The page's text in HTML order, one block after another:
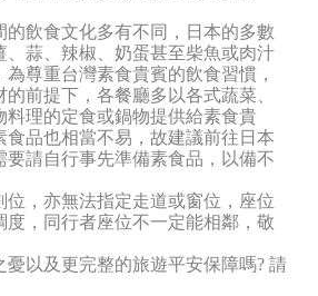
的飲食文化多有不同，日本的多數
、蒜、辣椒、奶蛋甚至柴魚或肉汁
尊重台灣素食貴賓的飲食習慣，
前提下，各餐廳多以各式蔬菜、
料理的定食或鍋物提供給素食貴
食品也相當不易，故建議前往日本
要請自行事先準備素食品，以備不
位，亦無法指定走道或窗位，座位
度，同行者座位不一定能相鄰，敬
憂以及更完整的旅遊平安保障嗎? 請